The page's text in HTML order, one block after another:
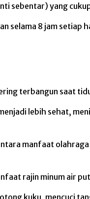
sebentar) yang
selama 8 jam setiap
terbangun saat
lebih sehat,
manfaat
rajin minum air
kuku, mencuci